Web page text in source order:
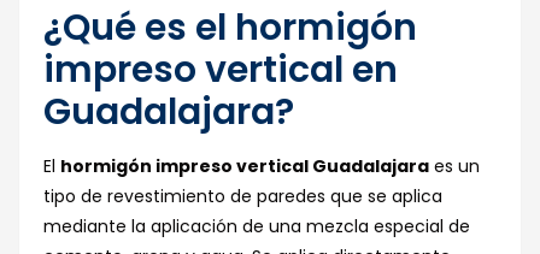
¿Qué es el hormigón
impreso vertical en
Guadalajara?
El hormigón impreso vertical Guadalajara es un
tipo de revestimiento de paredes que se aplica
mediante la aplicación de una mezcla especial de